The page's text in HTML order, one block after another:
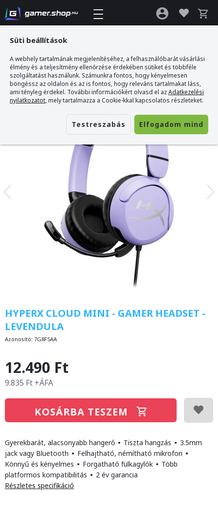
Gamer webshop >HYPERX Cloud Mini - Gamer Headset - Levendula
HYPERX CLOUD MINI - GAMER HEADSET -
LEVENDULA
Azonosító: 7G8F5AA
12.490 Ft
9.835 Ft +ÁFA
KOSÁRBA TESZEM
Gyerekbarát, alacsonyabb hangerő • Tiszta hangzás • 3.5mm
jack vagy Bluetooth • Felhajtható, némítható mikrofon •
Könnyű és kényelmes • Forgatható fülkagylók • Több
platformos kompatibilitás • 2 év garancia
Részletes specifikáció
Süti beállítások
A webhely tartalmának megjelenítéséhez, a felhasználóbarát vásárlási
élmény és a teljesítmény ellenőrzése érdekében sütiket és többféle
szolgáltatást használunk. Számunkra fontos, hogy kényelmesen
böngéssz az oldalon és az is fontos, hogy releváns tartalmakat láss,
ami tényleg érdekel. További információkért olvasd el azAdatkezelési
nyilatkozatot, mely tartalmazza a Cookie-kkal kapcsolatos részleteket.
Testreszabás Elfogadom mind